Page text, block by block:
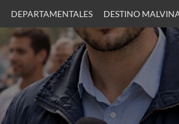
DEPARTAMENTALES DESTINO